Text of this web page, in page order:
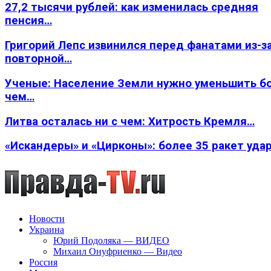
27,2 тысячи рублей: как изменилась средняя
пенсия…
Григорий Лепс извинился перед фанатами из-
повторной…
Ученые: Население Земли нужно уменьшить
чем…
Литва осталась ни с чем: Хитрость Кремля…
«Искандеры» и «Цирконы»: более 35 ракет
Новости
Украина
Юрий Подоляка — ВИДЕО
Михаил Онуфриенко — Видео
Россия